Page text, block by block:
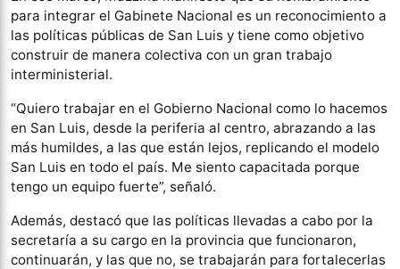
para integrar el Gabinete Nacional es un reconocimiento a
las políticas públicas de San Luis y tiene como objetivo
construir de manera colectiva con un gran trabajo
interministerial.
“Quiero trabajar en el Gobierno Nacional como lo hacemos
en San Luis, desde la periferia al centro, abrazando a las
más humildes, a las que están lejos, replicando el modelo
San Luis en todo el país. Me siento capacitada porque
tengo un equipo fuerte”, señaló.
Además, destacó que las políticas llevadas a cabo por la
secretaría a su cargo en la provincia que funcionaron,
continuarán, y las que no, se trabajarán para fortalecerlas